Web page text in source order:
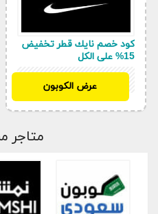
كود خصم نايك قطر تخفيض
15% على الكل
عرض الكوبون
متاجر